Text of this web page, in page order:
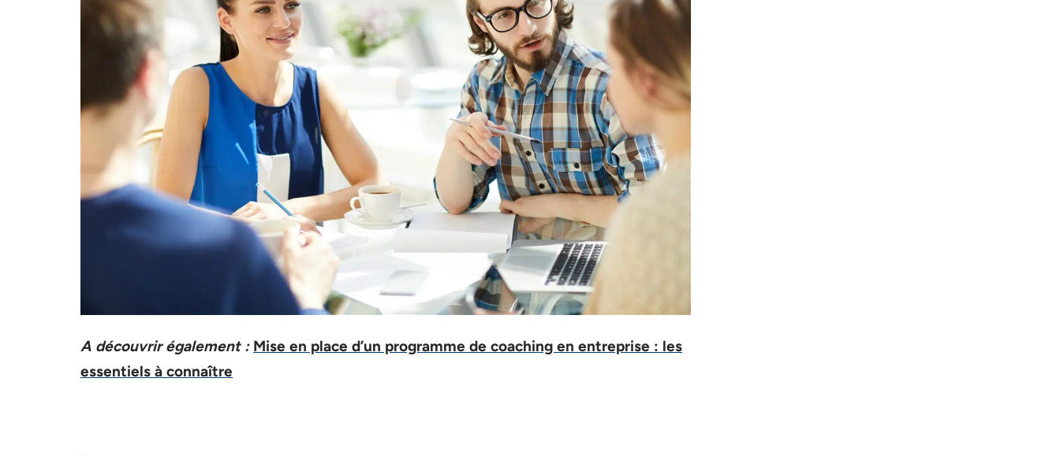
A découvrir également : Mise en place d’un programme de coaching en entreprise : les
essentiels à connaître